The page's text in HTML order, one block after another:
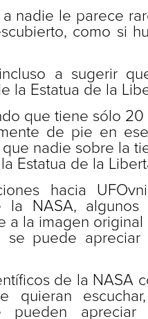
a nadie le parece
como si
a sugerir
la Estatua de la
que tiene sólo
de pie en
nadie sobre la
Estatua de la
hacia
la NASA, algunos
a la imagen
puede apreciar
de la NASA
quieran
pueden apreciar